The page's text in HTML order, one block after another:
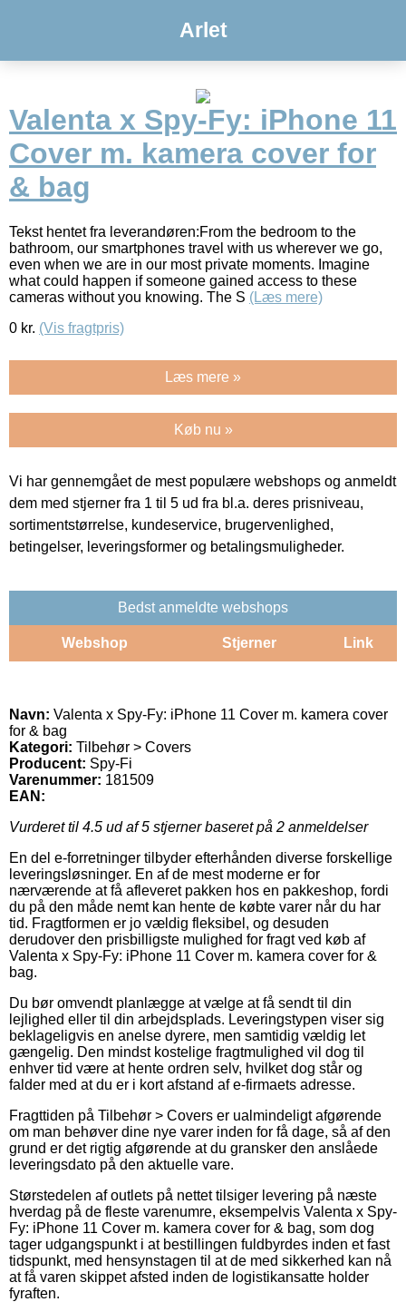
Arlet
Valenta x Spy-Fy: iPhone 11
Cover m. kamera cover for
& bag
Tekst hentet fra leverandøren:From the bedroom to the
bathroom, our smartphones travel with us wherever we go,
even when we are in our most private moments. Imagine
what could happen if someone gained access to these
cameras without you knowing. The S (Læs mere)
0 kr. (Vis fragtpris)
Læs mere »
Køb nu »
Vi har gennemgået de mest populære webshops og anmeldt
dem med stjerner fra 1 til 5 ud fra bl.a. deres prisniveau,
sortimentstørrelse, kundeservice, brugervenlighed,
betingelser, leveringsformer og betalingsmuligheder.
Bedst anmeldte webshops
Webshop Stjerner Link
Navn: Valenta x Spy-Fy: iPhone 11 Cover m. kamera cover
for & bag
Kategori: Tilbehør > Covers
Producent: Spy-Fi
Varenummer: 181509
EAN:
Vurderet til 4.5 ud af 5 stjerner baseret på 2 anmeldelser
En del e-forretninger tilbyder efterhånden diverse forskellige
leveringsløsninger. En af de mest moderne er for
nærværende at få afleveret pakken hos en pakkeshop, fordi
du på den måde nemt kan hente de købte varer når du har
tid. Fragtformen er jo vældig fleksibel, og desuden
derudover den prisbilligste mulighed for fragt ved køb af
Valenta x Spy-Fy: iPhone 11 Cover m. kamera cover for &
bag.
Du bør omvendt planlægge at vælge at få sendt til din
lejlighed eller til din arbejdsplads. Leveringstypen viser sig
beklageligvis en anelse dyrere, men samtidig vældig let
gængelig. Den mindst kostelige fragtmulighed vil dog til
enhver tid være at hente ordren selv, hvilket dog står og
falder med at du er i kort afstand af e-firmaets adresse.
Fragttiden på Tilbehør > Covers er ualmindeligt afgørende
om man behøver dine nye varer inden for få dage, så af den
grund er det rigtig afgørende at du gransker den anslåede
leveringsdato på den aktuelle vare.
Størstedelen af outlets på nettet tilsiger levering på næste
hverdag på de fleste varenumre, eksempelvis Valenta x Spy-
Fy: iPhone 11 Cover m. kamera cover for & bag, som dog
tager udgangspunkt i at bestillingen fuldbyrdes inden et fast
tidspunkt, med hensynstagen til at de med sikkerhed kan nå
at få varen skippet afsted inden de logistikansatte holder
fyraften.